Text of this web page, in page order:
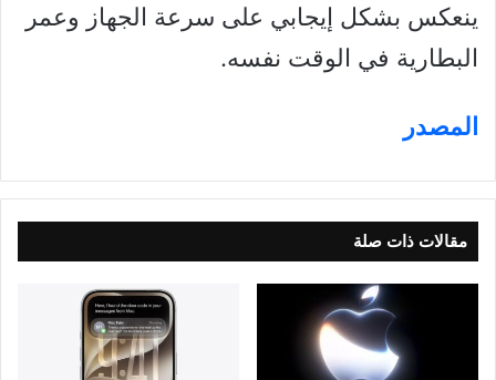
ينعكس بشكل إيجابي على سرعة الجهاز وعمر
البطارية في الوقت نفسه.
المصدر
مقالات ذات صلة